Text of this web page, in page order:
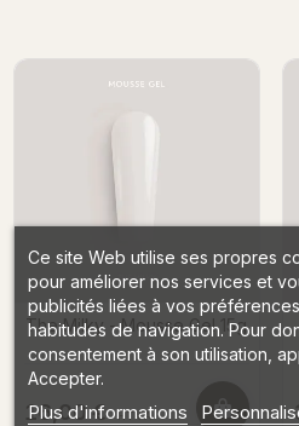
The Milky - Mousse Gel 15g
16,00 € HTVA
Ce site Web utilise ses propres
pour améliorer nos services et
publicités liées à vos
habitudes de navigation. Pour
consentement à son utilisation,
Accepter.
Plus d'informations